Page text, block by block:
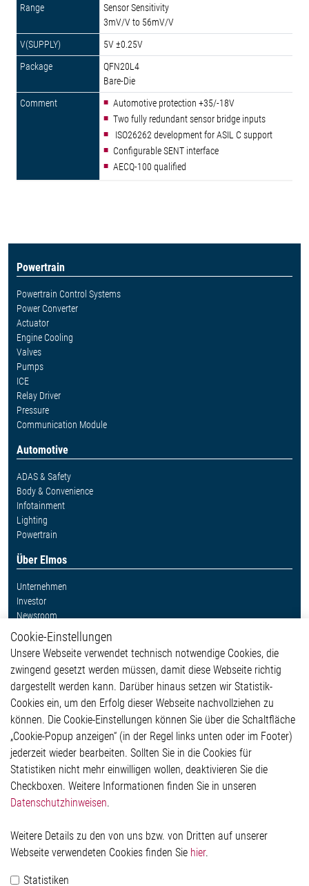
Sensor Sensitivity
3mV/V to 56mV/V
5V ±0.25V
QFN20L4
Bare-Die
Automotive protection +35/-18V
Two fully redundant sensor bridge inputs
ISO26262 development for ASIL C support
Configurable SENT interface
AECQ-100 qualified
Powertrain
Powertrain Control Systems
Power Converter
Actuator
Engine Cooling
Valves
Pumps
ICE
Relay Driver
Pressure
Communication Module
Automotive
ADAS & Safety
Body & Convenience
Infotainment
Lighting
Powertrain
Über Elmos
Unternehmen
Investor
Newsroom
Weitere Links
Glossar
Kontakt
Hinweisgeberschutzsystem
Impressum
Datenschutzerklärung
Cookie-Popup anzeigen
Elmos Semiconductor SE
Werkstättenstraße 18
Cookie-Einstellungen
Unsere Webseite verwendet technisch notwendige Cookies, die
zwingend gesetzt werden müssen, damit diese Webseite richtig
dargestellt werden kann. Darüber hinaus setzen wir Statistik-
Cookies ein, um den Erfolg dieser Webseite nachvollziehen zu
können. Die Cookie-Einstellungen können Sie über die Schaltfläche
„Cookie-Popup anzeigen“ (in der Regel links unten oder im Footer)
jederzeit wieder bearbeiten. Sollten Sie in die Cookies für
Statistiken nicht mehr einwilligen wollen, deaktivieren Sie die
Checkboxen. Weitere Informationen finden Sie in unseren
Datenschutzhinweisen.
Weitere Details zu den von uns bzw. von Dritten auf unserer
Webseite verwendeten Cookies finden Sie hier.
Statistiken